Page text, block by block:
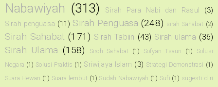
Nabawiyah (313) Sirah Para Nabi dan Rasul
(3)
Sirah penguasa (11) Sirah Penguasa (248) sirah Sahabat (2)
Sirah Sahabat (171) Sirah Tabiin (43) Sirah ulama (36)
Sirah Ulama (158) Siroh Sahabat (1) Sofyan Tsauri (1)
Solusi
Negara (1) Solusi Praktis (1) Sriwijaya Islam (3) Strategi Demonstrasi (1)
Suara Hewan (1) Suara lembut (1) Sudah Nabawiyah (1) Sufi (1) sugesti diri